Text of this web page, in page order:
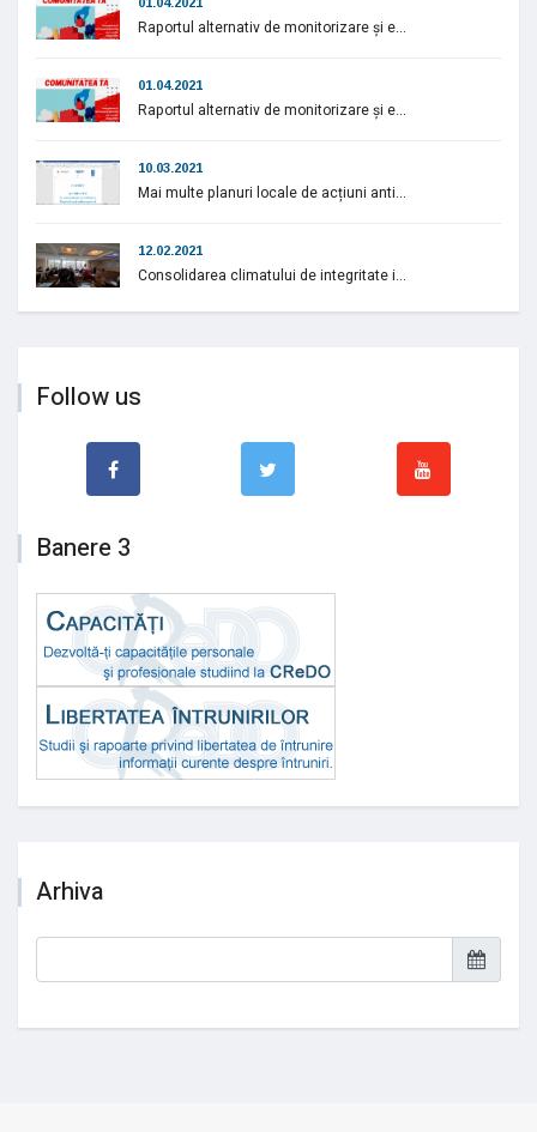
Raportul alternativ de monitorizare și e...
01.04.2021
Raportul alternativ de monitorizare și e...
10.03.2021
Mai multe planuri locale de acțiuni anti...
12.02.2021
Consolidarea climatului de integritate i...
Follow us
Banere 3
Arhiva